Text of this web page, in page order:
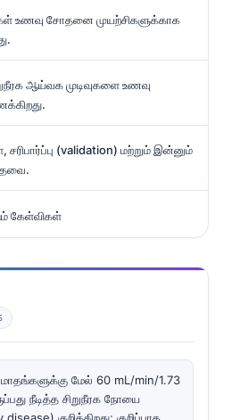
உணவு சோதனை முயற்சிகளுக்காக
ஆய்வக முடிவுகளை உணவு
சரிபார்ப்பு (validation) மற்றும் இன்னும்
கேள்விகள்
மேல் 60 mL/min/1.73
நீடித்த சிறுநீரக நோயை